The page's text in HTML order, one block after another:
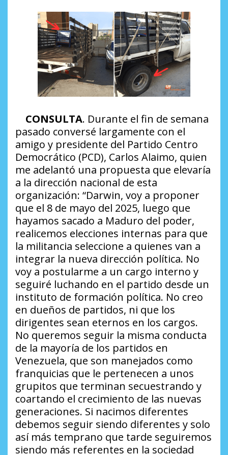
CONSULTA. Durante el fin de semana
pasado conversé largamente con el
amigo y presidente del Partido Centro
Democrático (PCD), Carlos Alaimo, quien
me adelantó una propuesta que elevaría
a la dirección nacional de esta
organización: “Darwin, voy a proponer
que el 8 de mayo del 2025, luego que
hayamos sacado a Maduro del poder,
realicemos elecciones internas para que
la militancia seleccione a quienes van a
integrar la nueva dirección política. No
voy a postularme a un cargo interno y
seguiré luchando en el partido desde un
instituto de formación política. No creo
en dueños de partidos, ni que los
dirigentes sean eternos en los cargos.
No queremos seguir la misma conducta
de la mayoría de los partidos en
Venezuela, que son manejados como
franquicias que le pertenecen a unos
grupitos que terminan secuestrando y
coartando el crecimiento de las nuevas
generaciones. Si nacimos diferentes
debemos seguir siendo diferentes y solo
así más temprano que tarde seguiremos
siendo más referentes en la sociedad